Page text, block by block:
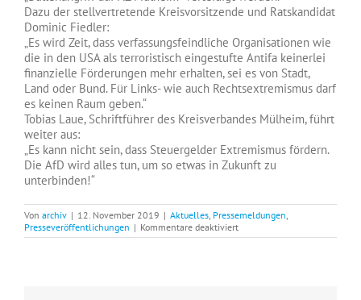
Dazu der stellvertretende Kreisvorsitzende und Ratskandidat
Dominic Fiedler:
„Es wird Zeit, dass verfassungsfeindliche Organisationen wie
die in den USA als terroristisch eingestufte Antifa keinerlei
finanzielle Förderungen mehr erhalten, sei es von Stadt,
Land oder Bund. Für Links- wie auch Rechtsextremismus darf
es keinen Raum geben.“
Tobias Laue, Schriftführer des Kreisverbandes Mülheim, führt
weiter aus:
„Es kann nicht sein, dass Steuergelder Extremismus fördern.
Die AfD wird alles tun, um so etwas in Zukunft zu
unterbinden!“
Von archiv | 12. November 2019 | Aktuelles, Pressemeldungen,
Presseveröffentlichungen | Kommentare deaktiviertfür
AfD